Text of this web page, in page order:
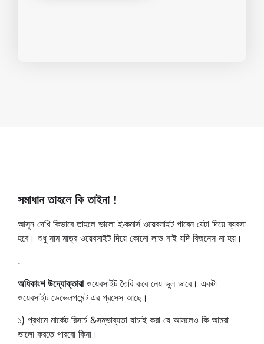
সমাধান তাহলে কি তাইনা !
আসুন দেখি কিভাবে তাহলে ভালো ই-কমার্স ওয়েবসাইট পাবেন যেটা দিয়ে ব্যবসা
হবে। শুধু নাম মাত্র ওয়েবসাইট দিয়ে কোনো লাভ নাই যদি বিজনেস না হয়।
.
অধিকাংশ উদ্যোক্তারাওয়েবসাইট তৈরি করে নেয় ভুল ভাবে। একটা
ওয়েবসাইট ডেভেলপমেন্ট এর প্রসেস আছে।
১) প্রথমে মার্কেট রিসার্চ &সম্ভাব্যতা যাচাই করা যে আসলেও কি আমরা
ভালো করতে পারবো কিনা।